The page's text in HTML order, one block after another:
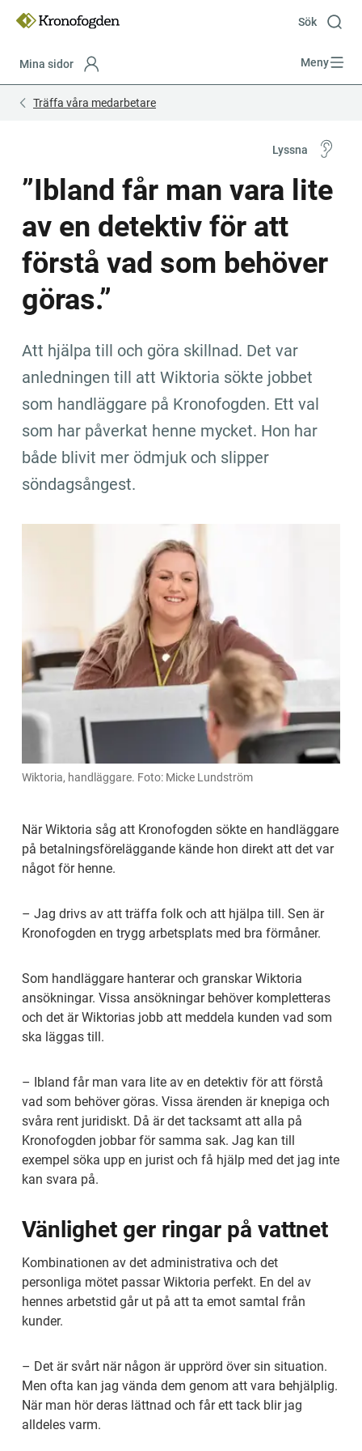
innehåll
Sök
Mina sidor Meny
Träffa våra medarbetare
Lyssna
”Ibland får man vara lite
av en detektiv för att
förstå vad som behöver
göras.”
Att hjälpa till och göra skillnad. Det var
anledningen till att Wiktoria sökte jobbet
som handläggare på Kronofogden. Ett val
som har påverkat henne mycket. Hon har
både blivit mer ödmjuk och slipper
söndagsångest.
Wiktoria, handläggare. Foto: Micke Lundström
När Wiktoria såg att Kronofogden sökte en handläggare
på betalningsföreläggande kände hon direkt att det var
något för henne.
– Jag drivs av att träffa folk och att hjälpa till. Sen är
Kronofogden en trygg arbetsplats med bra förmåner.
Som handläggare hanterar och granskar Wiktoria
ansökningar. Vissa ansökningar behöver kompletteras
och det är Wiktorias jobb att meddela kunden vad som
ska läggas till.
– Ibland får man vara lite av en detektiv för att förstå
vad som behöver göras. Vissa ärenden är knepiga och
svåra rent juridiskt. Då är det tacksamt att alla på
Kronofogden jobbar för samma sak. Jag kan till
exempel söka upp en jurist och få hjälp med det jag inte
kan svara på.
Vänlighet ger ringar på vattnet
Kombinationen av det administrativa och det
personliga mötet passar Wiktoria perfekt. En del av
hennes arbetstid går ut på att ta emot samtal från
kunder.
– Det är svårt när någon är upprörd över sin situation.
Men ofta kan jag vända dem genom att vara behjälplig.
När man hör deras lättnad och får ett tack blir jag
alldeles varm.
start
end